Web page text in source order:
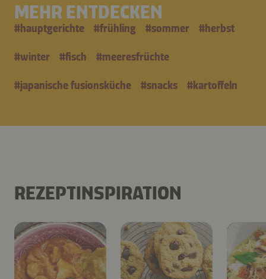
MEHR ENTDECKEN
#hauptgerichte #frühling #sommer #herbst
#winter #fisch #meeresfrüchte
#japanische fusionsküche #snacks #kartoffeln
REZEPTINSPIRATION